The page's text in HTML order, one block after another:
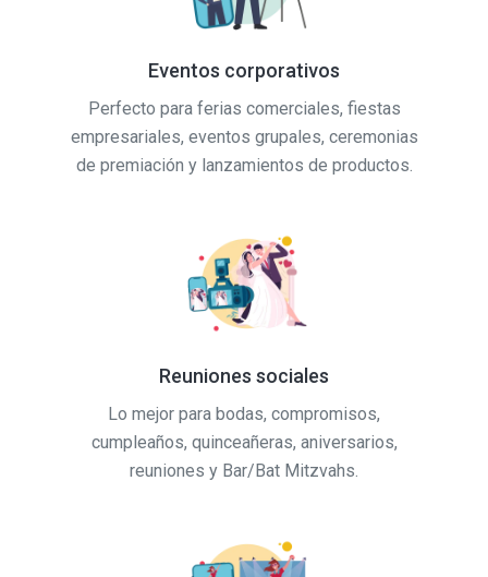
Eventos corporativos
Perfecto para ferias comerciales, fiestas
empresariales, eventos grupales, ceremonias
de premiación y lanzamientos de productos.
Reuniones sociales
Lo mejor para bodas, compromisos,
cumpleaños, quinceañeras, aniversarios,
reuniones y Bar/Bat Mitzvahs.